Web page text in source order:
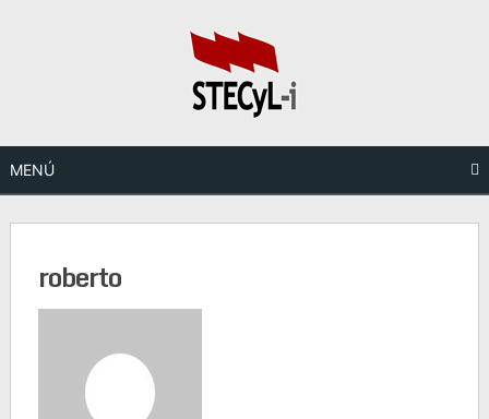
MENÚ
roberto